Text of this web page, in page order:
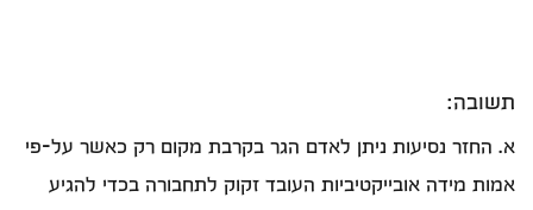
תשובה:
א. החזר נסיעות ניתן לאדם הגר בקרבת מקום רק כאשר על-פי
אמות מידה אובייקטיביות העובד זקוק לתחבורה בכדי להגיע